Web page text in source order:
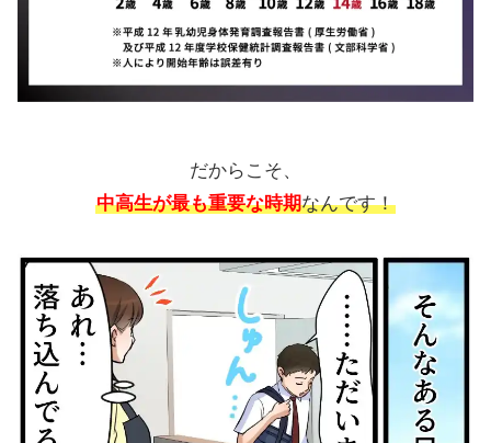
だからこそ、
中高生が最も重要な時期なんです！